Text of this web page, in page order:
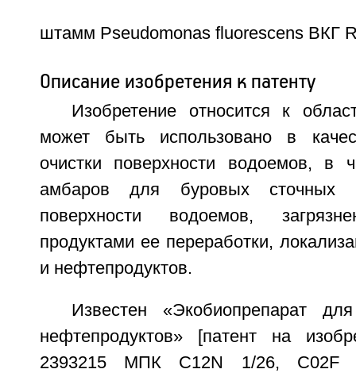
штамм Pseudomonas fluorescens ВКГ
Описание изобретения к патенту
Изобретение относится к
может быть использовано в
очистки поверхности водоемов, в
амбаров для буровых сточных
поверхности водоемов,
продуктами ее переработки,
и нефтепродуктов.
Известен «Экобиопрепарат
нефтепродуктов» [патент на
2393215 МПК C12N 1/26, C02F